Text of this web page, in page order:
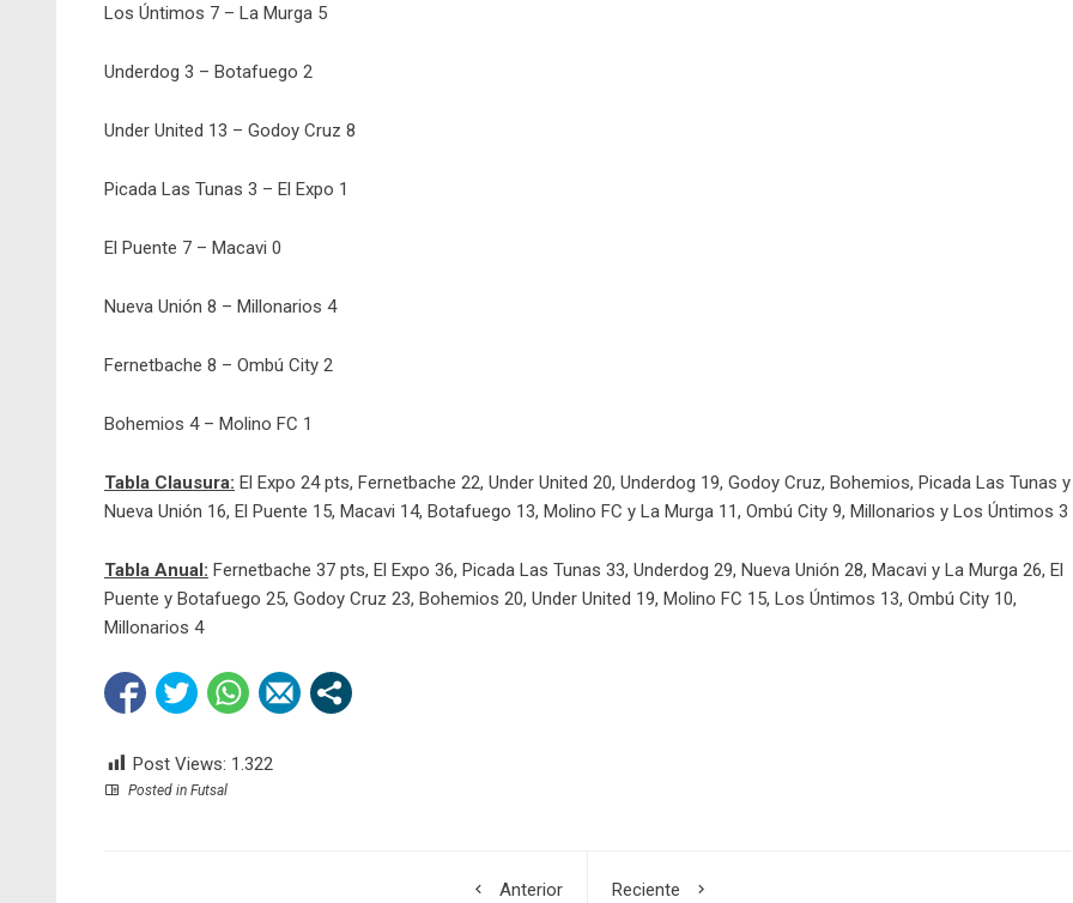
Los Úntimos 7 – La Murga 5
Underdog 3 – Botafuego 2
Under United 13 – Godoy Cruz 8
Picada Las Tunas 3 – El Expo 1
El Puente 7 – Macavi 0
Nueva Unión 8 – Millonarios 4
Fernetbache 8 – Ombú City 2
Bohemios 4 – Molino FC 1
Tabla Clausura: El Expo 24 pts, Fernetbache 22, Under United 20, Underdog 19, Godoy Cruz, Bohemios, Picada Las Tunas y
Nueva Unión 16, El Puente 15, Macavi 14, Botafuego 13, Molino FC y La Murga 11, Ombú City 9, Millonarios y Los Úntimos 3
Tabla Anual: Fernetbache 37 pts, El Expo 36, Picada Las Tunas 33, Underdog 29, Nueva Unión 28, Macavi y La Murga 26, El
Puente y Botafuego 25, Godoy Cruz 23, Bohemios 20, Under United 19, Molino FC 15, Los Úntimos 13, Ombú City 10,
Millonarios 4
Post Views: 1.322
Posted in Futsal
Anterior
Reciente